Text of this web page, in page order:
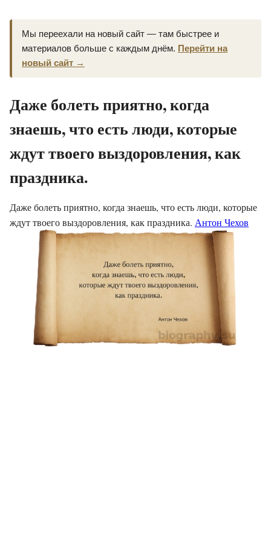
Мы переехали на новый сайт — там быстрее и
материалов больше с каждым днём. Перейти на
новый сайт →
Даже болеть приятно, когда
знаешь, что есть люди, которые
ждут твоего выздоровления, как
праздника.
Даже болеть приятно, когда знаешь, что есть люди, которые
ждут твоего выздоровления, как праздника. Антон Чехов